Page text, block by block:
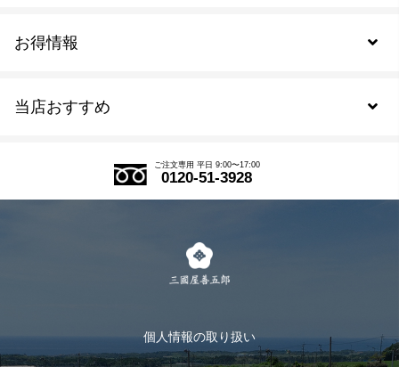
当店おすすめ
式部の香りシリーズ
お茶のギフト
お得情報
会員規約について
ログイン
ご注文専用 平日 9:00〜17:00
0120-51-3928
個人情報の取り扱い